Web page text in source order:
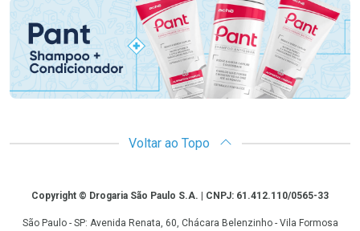
Voltar ao Topo
CopyrightCopyright © Drogaria São Paulo S.A. | CNPJ: 61.412.110/0565-33
São Paulo - SP: Avenida Renata, 60, Chácara Belenzinho - Vila Formosa